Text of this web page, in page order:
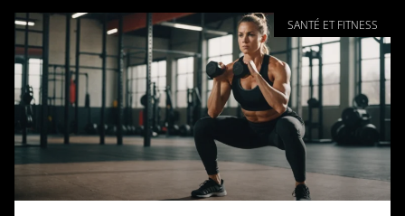
SANTÉ ET FITNESS